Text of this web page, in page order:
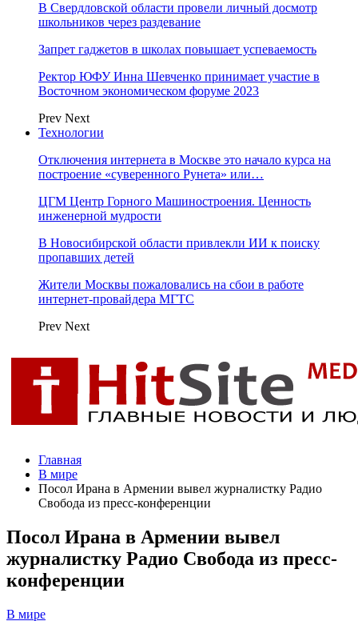
В Свердловской области провели личный досмотр
школьников через раздевание
Запрет гаджетов в школах повышает успеваемость
Ректор ЮФУ Инна Шевченко принимает участие в
Восточном экономическом форуме 2023
Prev Next
Технологии
Отключения интернета в Москве это начало курса на
построение «суверенного Рунета» или…
ЦГМ Центр Горного Машиностроения. Ценность
инженерной мудрости
В Новосибирской области привлекли ИИ к поиску
пропавших детей
Жители Москвы пожаловались на сбои в работе
интернет-провайдера МГТС
Prev Next
Главная
В мире
Посол Ирана в Армении вывел журналистку Радио
Свобода из пресс-конференции
Посол Ирана в Армении вывел
журналистку Радио Свобода из пресс-
конференции
В мире